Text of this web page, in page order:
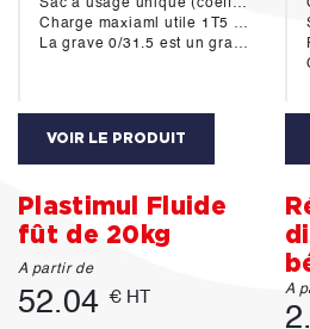
Sac à usage unique (coefficient de sécurité 5/1)
Charge maxiaml utile 1T5 soit environ 0.9m3
La grave 0/31.5 est un granulat composé d’un mélange de sable et de gravillons.La grave ou encore toutvenant 0/31,5 mm est très utilisé pour l’aménagement de chaussées, routes, autouroutes, parking,..
VOIR LE PRODUIT
Plastimul Fluide
fût de 20kg
A partir de
52.04 € HT A